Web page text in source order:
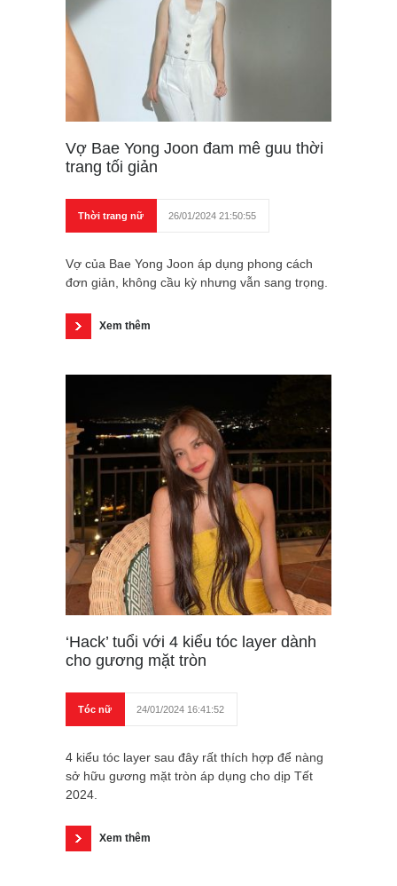
Vợ Bae Yong Joon đam mê guu thời
trang tối giản
Thời trang nữ 26/01/2024 21:50:55
Vợ của Bae Yong Joon áp dụng phong cách
đơn giản, không cầu kỳ nhưng vẫn sang trọng.
Xem thêm
‘Hack’ tuổi với 4 kiểu tóc layer dành
cho gương mặt tròn
Tóc nữ 24/01/2024 16:41:52
4 kiểu tóc layer sau đây rất thích hợp để nàng
sở hữu gương mặt tròn áp dụng cho dịp Tết
2024.
Xem thêm